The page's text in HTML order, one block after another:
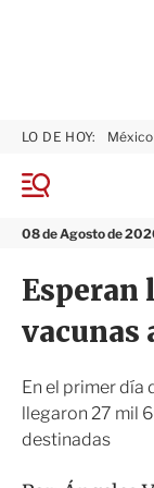
M
n
08 de Agosto de
LO DE HOY: México
Esperan
vacunas
En el primer día
llegaron 27 mil
destinadas